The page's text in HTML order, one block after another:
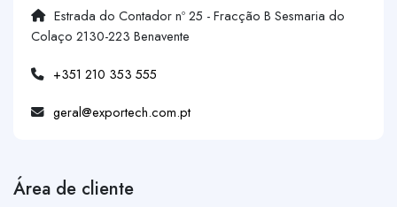
Estrada do Contador nº 25 - Fracção B Sesmaria do
Colaço 2130-223 Benavente
+351 210 353 555
geral@exportech.com.pt
Área de cliente